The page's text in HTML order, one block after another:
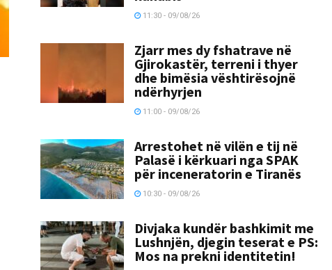
11:30 - 09/08/26
Zjarr mes dy fshatrave në
Gjirokastër, terreni i thyer
dhe bimësia vështirësojnë
ndërhyrjen
11:00 - 09/08/26
Arrestohet në vilën e tij në
Palasë i kërkuari nga SPAK
për inceneratorin e Tiranës
10:30 - 09/08/26
Divjaka kundër bashkimit me
Lushnjën, djegin teserat e PS:
Mos na prekni identitetin!